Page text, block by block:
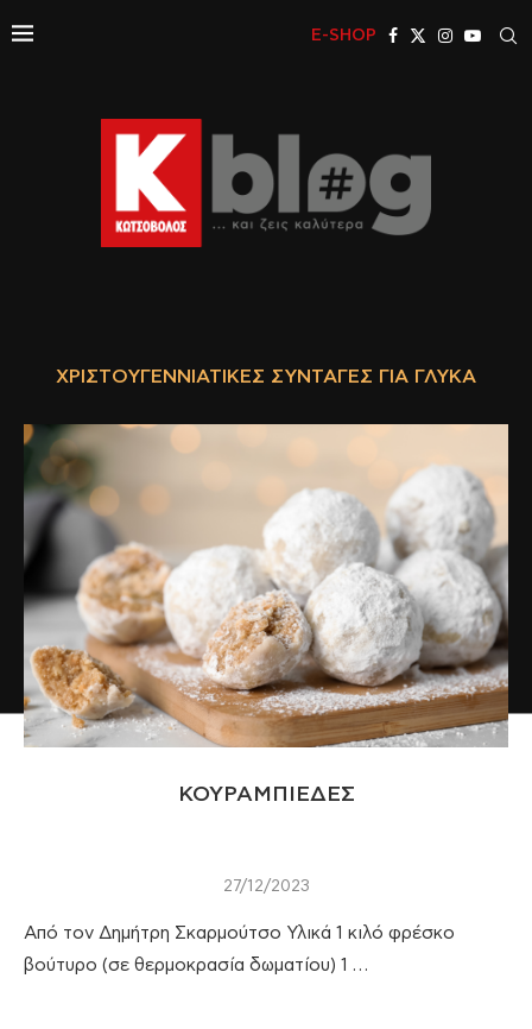
E-SHOP
ΧΡΙΣΤΟΥΓΕΝΝΙΆΤΙΚΕΣ ΣΥΝΤΑΓΈΣ ΓΙΑ ΓΛΥΚΆ
ΚΟΥΡΑΜΠΙΕΔΕΣ
27/12/2023
Από τον Δημήτρη Σκαρμούτσο Υλικά 1 κιλό φρέσκο
βούτυρο (σε θερμοκρασία δωματίου) 1 …